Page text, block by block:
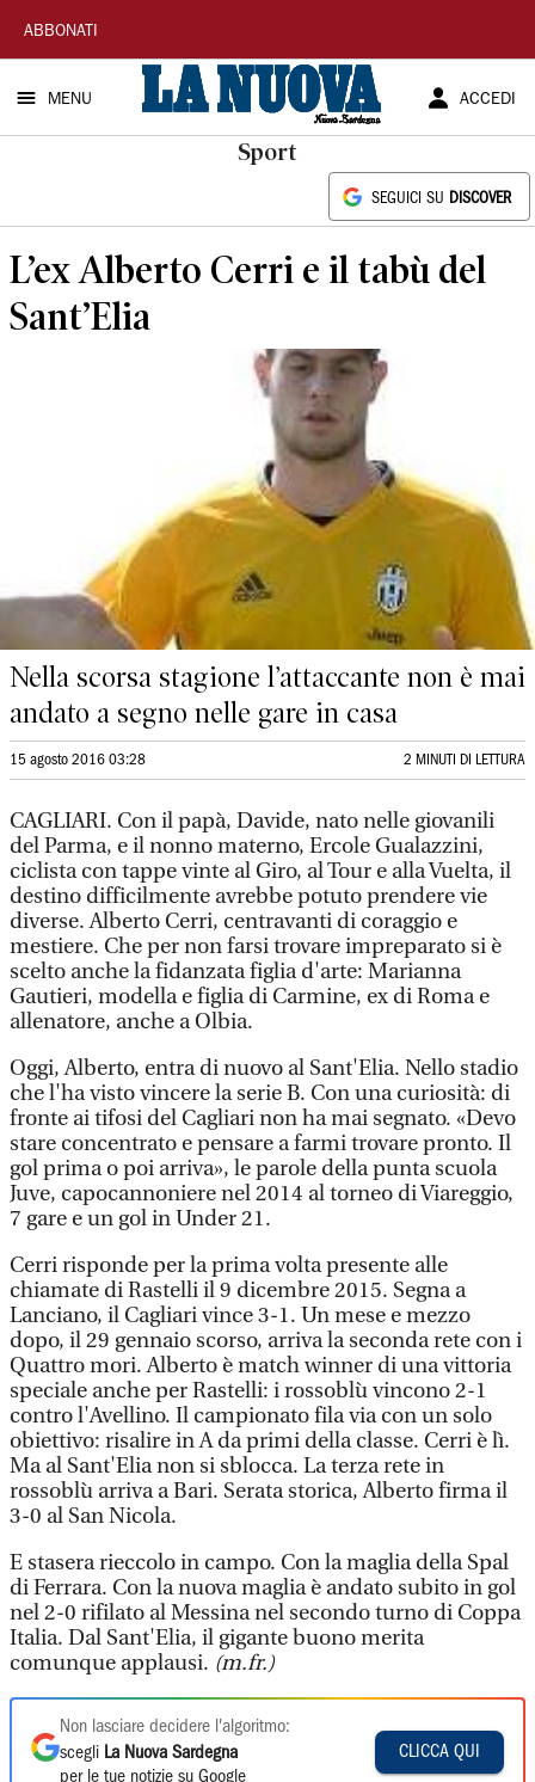
La
Nuova
Sardegna
ABBONATI
MENU ACCEDI
Sport
SEGUICI SU DISCOVER
L’ex Alberto Cerri e il tabù del
Sant’Elia
Nella scorsa stagione l’attaccante non è mai
andato a segno nelle gare in casa
15 agosto 2016 03:28 2 MINUTI DI LETTURA
CAGLIARI. Con il papà, Davide, nato nelle giovanili
del Parma, e il nonno materno, Ercole Gualazzini,
ciclista con tappe vinte al Giro, al Tour e alla Vuelta, il
destino difficilmente avrebbe potuto prendere vie
diverse. Alberto Cerri, centravanti di coraggio e
mestiere. Che per non farsi trovare impreparato si è
scelto anche la fidanzata figlia d'arte: Marianna
Gautieri, modella e figlia di Carmine, ex di Roma e
allenatore, anche a Olbia.
Oggi, Alberto, entra di nuovo al Sant'Elia. Nello stadio
che l'ha visto vincere la serie B. Con una curiosità: di
fronte ai tifosi del Cagliari non ha mai segnato. «Devo
stare concentrato e pensare a farmi trovare pronto. Il
gol prima o poi arriva», le parole della punta scuola
Juve, capocannoniere nel 2014 al torneo di Viareggio,
7 gare e un gol in Under 21.
Cerri risponde per la prima volta presente alle
chiamate di Rastelli il 9 dicembre 2015. Segna a
Lanciano, il Cagliari vince 3-1. Un mese e mezzo
dopo, il 29 gennaio scorso, arriva la seconda rete con i
Quattro mori. Alberto è match winner di una vittoria
speciale anche per Rastelli: i rossoblù vincono 2-1
contro l'Avellino. Il campionato fila via con un solo
obiettivo: risalire in A da primi della classe. Cerri è lì.
Ma al Sant'Elia non si sblocca. La terza rete in
rossoblù arriva a Bari. Serata storica, Alberto firma il
3-0 al San Nicola.
E stasera rieccolo in campo. Con la maglia della Spal
di Ferrara. Con la nuova maglia è andato subito in gol
nel 2-0 rifilato al Messina nel secondo turno di Coppa
Italia. Dal Sant'Elia, il gigante buono merita
comunque applausi. (m.fr.)
Non lasciare decidere l'algoritmo:
scegli La Nuova Sardegna
per le tue notizie su Google
CLICCA QUI